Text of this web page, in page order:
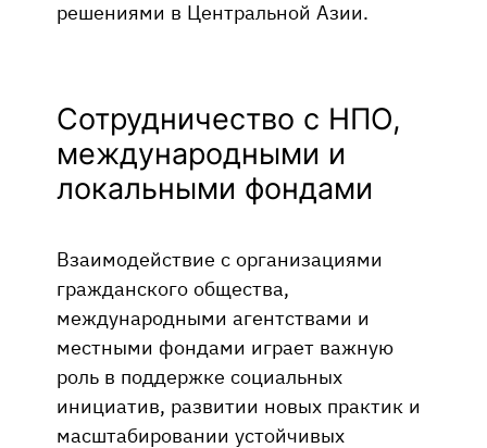
решениями в Центральной Азии.
Сотрудничество с НПО,
международными и
локальными фондами
Взаимодействие с организациями
гражданского общества,
международными агентствами и
местными фондами играет важную
роль в поддержке социальных
инициатив, развитии новых практик и
масштабировании устойчивых